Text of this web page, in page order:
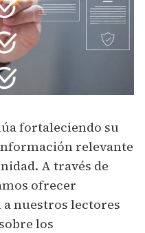
fortaleciendo su
relevante
A través de
ofrecer
nuestros lectores
los